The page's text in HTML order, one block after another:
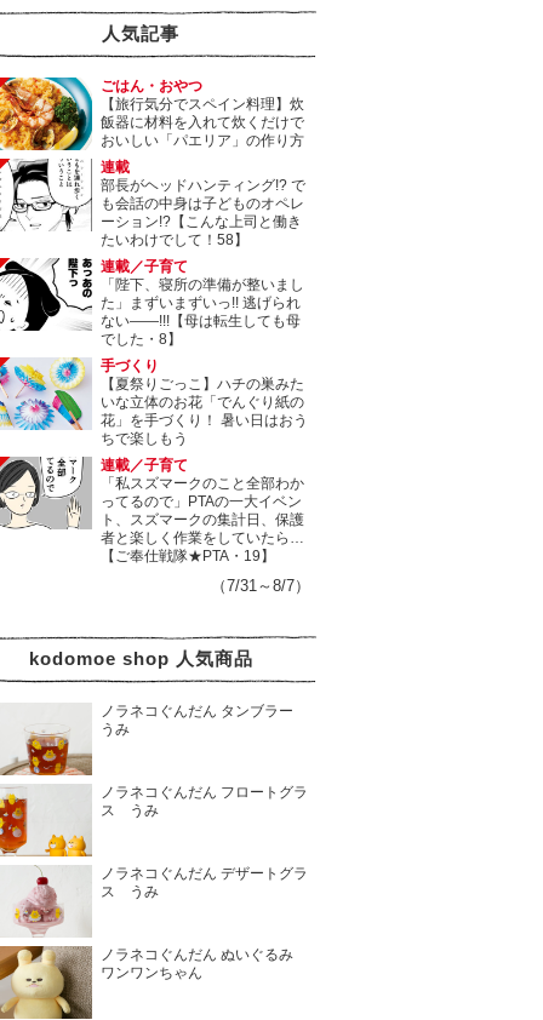
人気記事
ごはん・おやつ
【旅行気分でスペイン料理】炊
飯器に材料を入れて炊くだけで
おいしい「パエリア」の作り方
連載
部長がヘッドハンティング!? で
も会話の中身は子どものオペレ
ーション!?【こんな上司と働き
たいわけでして！58】
連載／子育て
「陛下、寝所の準備が整いまし
た」まずいまずいっ!! 逃げられ
ない――!!!【母は転生しても母
でした・8】
手づくり
【夏祭りごっこ】ハチの巣みた
いな立体のお花「でんぐり紙の
花」を手づくり！ 暑い日はおう
ちで楽しもう
連載／子育て
「私スズマークのこと全部わか
ってるので」PTAの一大イベン
ト、スズマークの集計日、保護
者と楽しく作業をしていたら…
【ご奉仕戦隊★PTA・19】
（7/31～8/7）
kodomoe shop 人気商品
ノラネコぐんだん タンブラー
うみ
ノラネコぐんだん フロートグラ
ス うみ
ノラネコぐんだん デザートグラ
ス うみ
ノラネコぐんだん ぬいぐるみ
ワンワンちゃん